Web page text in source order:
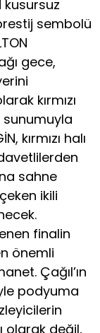
kusursuz
sembolü
gece,
kırmızı
sunumuyla
kırmızı halı
sahne
ikili
finalin
önemli
Çağıl’ın
podyuma
olarak değil,